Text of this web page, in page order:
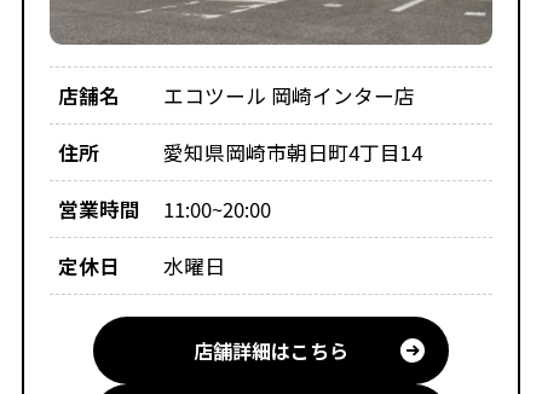
店舗名
エコツール 岡崎インター店
住所
愛知県岡崎市朝日町4丁目14
営業時間
11:00~20:00
定休日
水曜日
店舗詳細はこちら